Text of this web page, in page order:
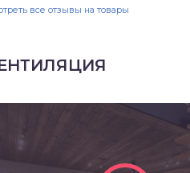
все отзывы на товары